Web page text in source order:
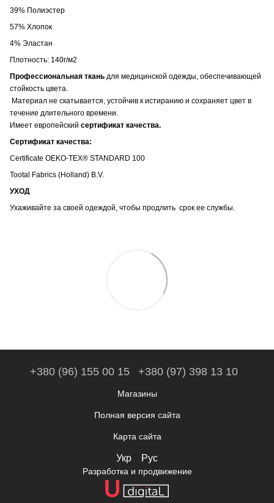
39% Полиэстер
57% Хлопок
4% Эластан
Плотность: 140г/м2
Профессиональная ткань для медицинской одежды, обеспечивающей
стойкость цвета.
Материал не скатывается, устойчив к истиранию и сохраняет цвет в
течение длительного времени.
Имеет европейский сертификат качества.
Сертификат качества:
Certificate OEKO-TEX® STANDARD 100
Tootal Fabrics (Holland) B.V.
УХОД
Ухаживайте за своей одеждой, чтобы продлить срок ее службы.
+380 (96) 155 00 15 +380 (97) 398 13 10
Магазины
Полная версия сайта
Карта сайта
Укр Рус
Разработка и продвижение